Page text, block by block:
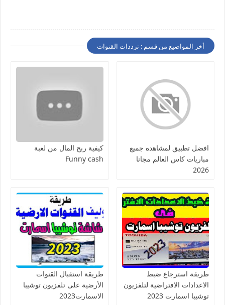
أخر المواضيع من قسم : ترددات القنوات
افضل تطبيق لمشاهده جميع
مباريات كاس العالم مجانا
2026
كيفية ربح المال من لعبة
Funny cash
طريقة استرجاع ضبط
الاعدادات الافتراضية لتلفزيون
توشيبا اسمارت 2023
طريقة استقبال القنوات
الأرضية على تلفزيون توشيبا
الاسمارت2023